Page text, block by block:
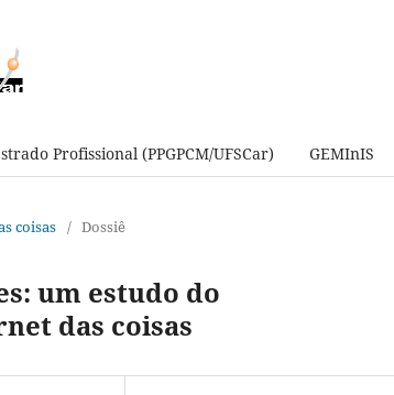
Profissional (PPGPCM/UFSCar) GEMInIS
coisas / Dossiê
um estudo do
das coisas